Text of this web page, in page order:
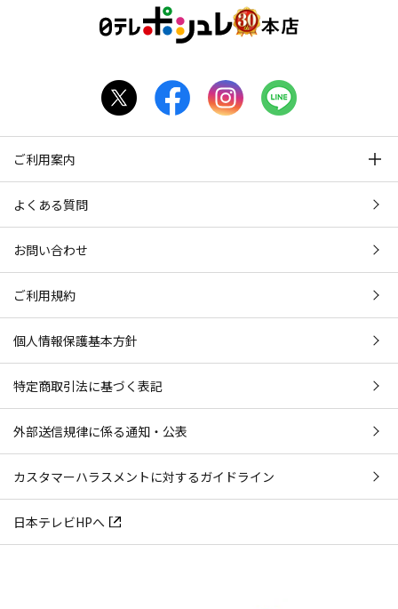
ご利用案内
よくある質問
お問い合わせ
ご利用規約
個人情報保護基本方針
特定商取引法に基づく表記
外部送信規律に係る通知・公表
カスタマーハラスメントに対するガイドライン
日本テレビHPへ